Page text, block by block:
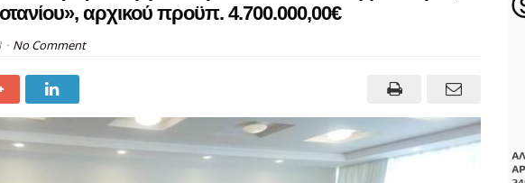
αρχικού προϋπ. 4.700.000,00€
No Comment